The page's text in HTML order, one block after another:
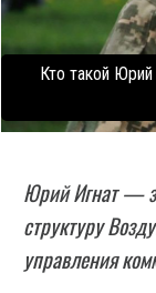
Кто такой
Юрий Игнат —
структуру
управления